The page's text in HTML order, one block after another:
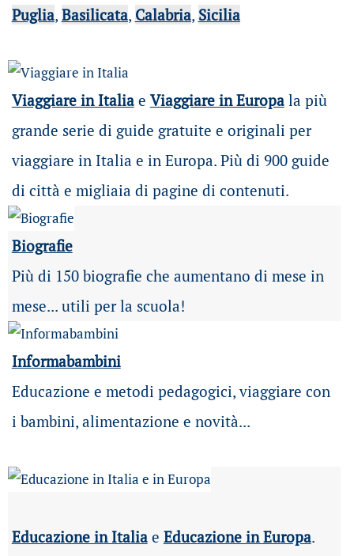
Puglia, Basilicata, Calabria, Sicilia
Viaggiare in Italiae Viaggiare in Europala più
grande serie di guide gratuite e originali per
viaggiare in Italia e in Europa. Più di 900 guide
di città e migliaia di pagine di contenuti.
Biografie
Più di 150 biografie che aumentano di mese in
mese... utili per la scuola!
Informabambini
Educazione e metodi pedagogici, viaggiare con
i bambini, alimentazione e novità...
Educazione in Italiae Educazione in Europa.